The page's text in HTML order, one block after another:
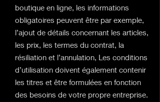
boutique en ligne, les informations
obligatoires peuvent être par exemple,
l’ajout de détails concernant les articles,
les prix, les termes du contrat, la
résiliation et l’annulation, Les conditions
d’utilisation doivent également contenir
les titres et être formulées en fonction
des besoins de votre propre entreprise.